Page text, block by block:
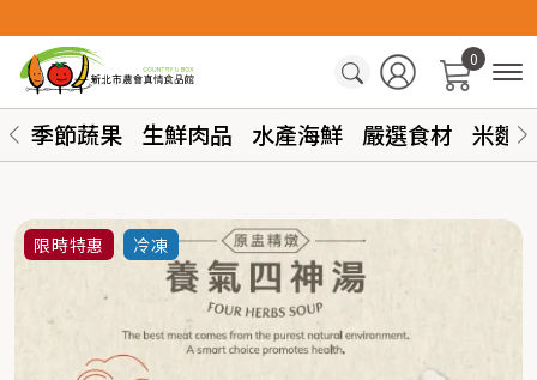
0
季節蔬果 生鮮肉品 水產海鮮 嚴選食材 米麵
限時特惠 冷凍